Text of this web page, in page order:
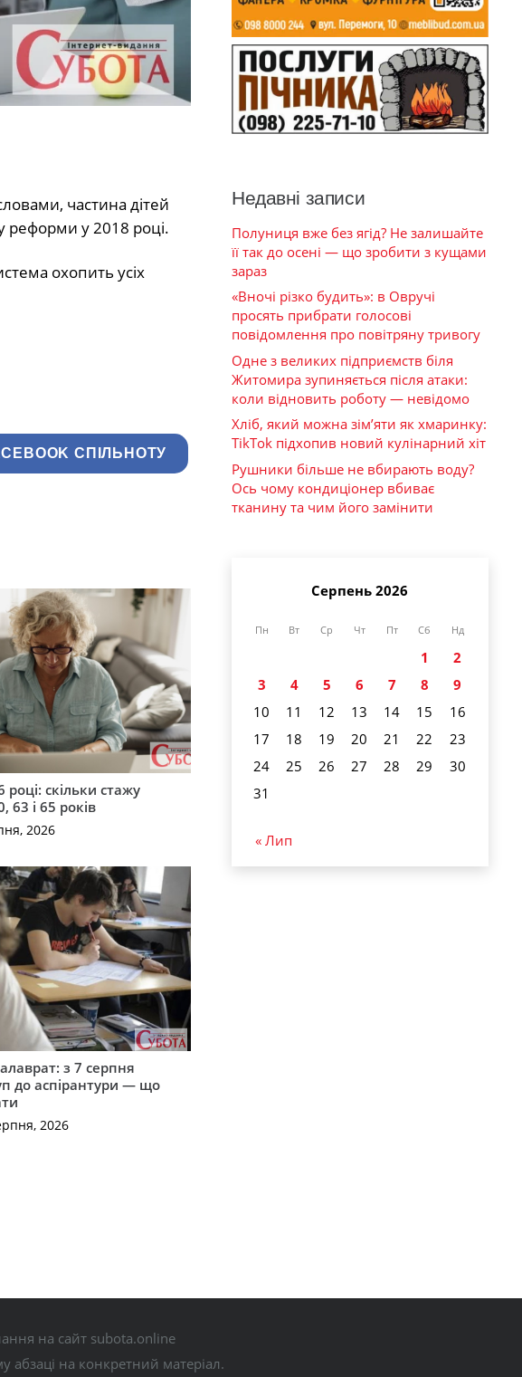
словами, частина дітей
реформи у 2018 році.
охопить усіх
СПІЛЬНОТУ
році: скільки стажу
63 і 65 років
2026
з 7 серпня
до аспірантури — що
2026
Недавні записи
Полуниця вже без ягід? Не залишайте
її так до осені — що зробити з кущами
зараз
«Вночі різко будить»: в Овручі
просять прибрати голосові
повідомлення про повітряну тривогу
Одне з великих підприємств біля
Житомира зупиняється після атаки:
коли відновить роботу — невідомо
Хліб, який можна зім’яти як хмаринку:
TikTok підхопив новий кулінарний хіт
Рушники більше не вбирають воду?
Ось чому кондиціонер вбиває
тканину та чим його замінити
Серпень 2026
Пн Вт Ср Чт Пт Сб Нд
1
2
3
4 5 6 7 8
9
10
11 12 13 14 15
16
17
18 19 20 21 22
23
24
25 26 27 28 29
30
31
« Лип
на сайт subota.online
абзаці на конкретний матеріал.